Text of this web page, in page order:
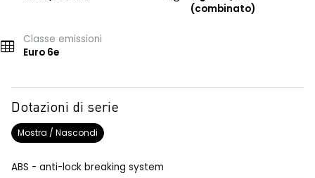
(combinato)
Classe emissioni
Euro 6e
Dotazioni di serie
Mostra / Nascondi
ABS - anti-lock breaking system